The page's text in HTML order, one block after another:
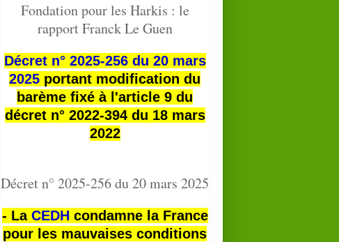
Fondation pour les Harkis : le
rapport Franck Le Guen
Décret n° 2025-256 du 20 mars
2025 portant modification du
barème fixé à l'article 9 du
décret n° 2022-394 du 18 mars
2022
Décret n° 2025-256 du 20 mars 2025
- La CEDHcondamne la France
pour les mauvaises conditions